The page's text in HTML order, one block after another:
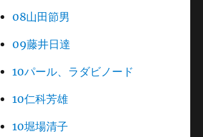
08山田節男
09藤井日達
10パール、ラダビノード
10仁科芳雄
10堀場清子